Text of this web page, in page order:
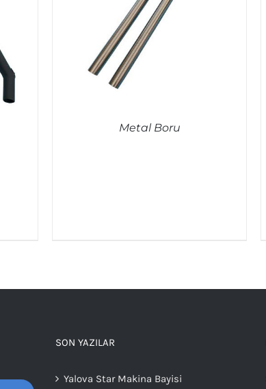
Metal Boru
SON YAZILAR
Yalova Star Makina Bayisi